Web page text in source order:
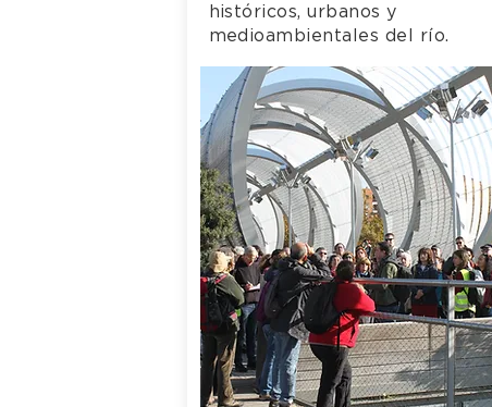
históricos, urbanos y
medioambientales del río.